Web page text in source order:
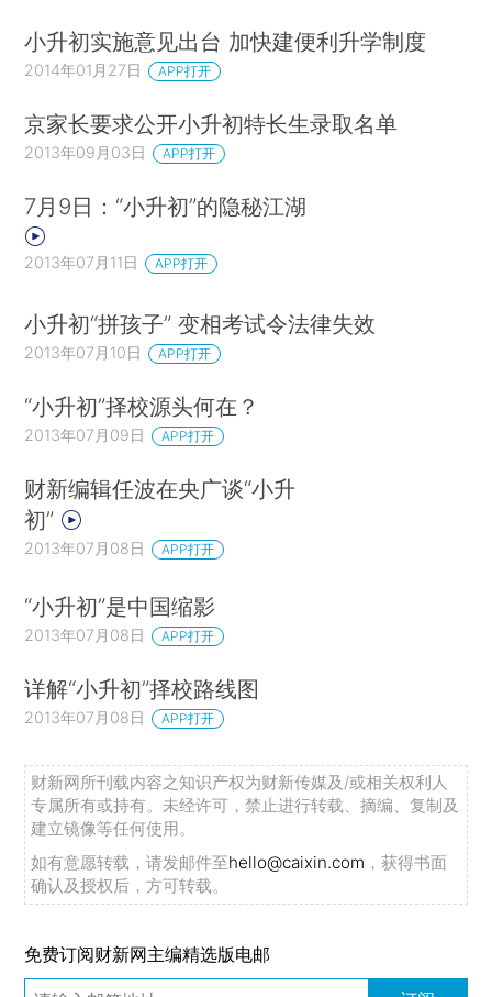
小升初实施意见出台 加快建便利升学制度
2014年01月27日 APP打开
京家长要求公开小升初特长生录取名单
2013年09月03日 APP打开
7月9日：“小升初”的隐秘江湖
2013年07月11日 APP打开
小升初“拼孩子” 变相考试令法律失效
2013年07月10日 APP打开
“小升初”择校源头何在？
2013年07月09日 APP打开
财新编辑任波在央广谈“小升
初”
2013年07月08日 APP打开
“小升初”是中国缩影
2013年07月08日 APP打开
详解“小升初”择校路线图
2013年07月08日 APP打开
财新网所刊载内容之知识产权为财新传媒及/或相关权利人
专属所有或持有。未经许可，禁止进行转载、摘编、复制及
建立镜像等任何使用。
如有意愿转载，请发邮件至hello@caixin.com ，获得书面
确认及授权后，方可转载。
免费订阅财新网主编精选版电邮